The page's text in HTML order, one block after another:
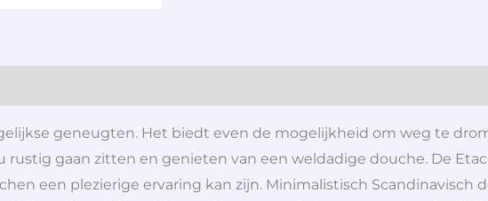
geneugten. Het biedt even de mogelijkheid om weg te
rustig gaan zitten en genieten van een weldadige douche. De Etac
een plezierige ervaring kan zijn. Minimalistisch Scandinavisch